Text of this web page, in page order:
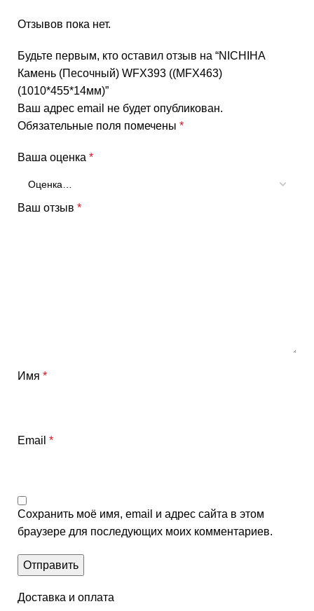
Отзывов пока нет.
Будьте первым, кто оставил отзыв на “NICHIHA
Камень (Песочный) WFX393 ((MFX463)
(1010*455*14мм)”
Ваш адрес email не будет опубликован.
Обязательные поля помечены *
Ваша оценка *
Ваш отзыв *
Имя *
Email *
Сохранить моё имя, email и адрес сайта в этом
браузере для последующих моих комментариев.
Доставка и оплата